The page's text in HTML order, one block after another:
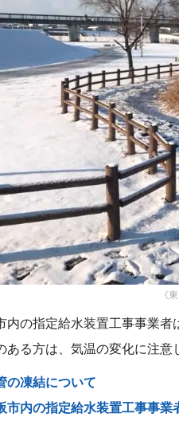
《
内の指定給水装置工事事業
ある方は、気温の変化に注意
の凍結について
市内の指定給水装置工事事業